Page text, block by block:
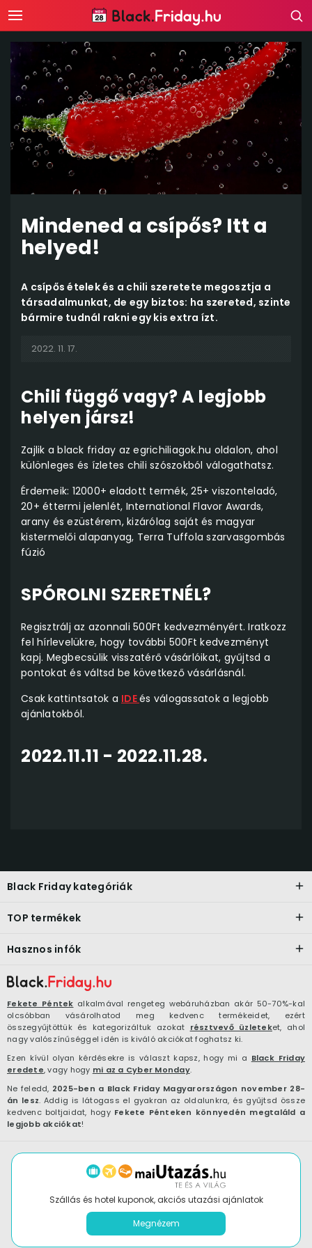
Mindened a csípős? Itt a
helyed!
A csípős ételek és a chili szeretete megosztja a
társadalmunkat, de egy biztos: ha szereted, szinte
bármire tudnál rakni egy kis extra ízt.
2022. 11. 17.
Chili függő vagy? A legjobb
helyen jársz!
Zajlik a black friday az egrichiliagok.hu oldalon, ahol
különleges és ízletes chili szószokból válogathatsz.
Érdemeik: 12000+ eladott termék, 25+ viszonteladó,
20+ éttermi jelenlét, International Flavor Awards,
arany és ezüstérem, kizárólag saját és magyar
kistermelői alapanyag, Terra Tuffola szarvasgombás
fúzió
SPÓROLNI SZERETNÉL?
Regisztrálj az azonnali 500Ft kedvezményért. Iratkozz
fel hírlevelükre, hogy további 500Ft kedvezményt
kapj. Megbecsülik visszatérő vásárlóikat, gyűjtsd a
pontokat és váltsd be következő vásárlásnál.
Csak kattintsatok a IDEés válogassatok a legjobb
ajánlatokból.
2022.11.11 - 2022.11.28.
Fekete Péntek alkalmával rengeteg webáruházban akár 50-70%-kal
olcsóbban vásárolhatod meg kedvenc termékeidet, ezért
összegyűjtöttük és kategorizáltuk azokat résztvevő üzleteket, ahol
nagy valószínűséggel idén is kiváló akciókat foghatsz ki.
Ezen kívül olyan kérdésekre is választ kapsz, hogy mi a Black Friday
eredete, vagy hogy mi az a Cyber Monday.
Ne feledd, 2025-ben a Black Friday Magyarországon november 28-
án lesz. Addig is látogass el gyakran az oldalunkra, és gyűjtsd össze
kedvenc boltjaidat, hogy Fekete Pénteken könnyedén megtaláld a
legjobb akciókat!
Black Friday kategóriák
TOP termékek
Hasznos infók
Szállás és hotel kuponok, akciós utazási ajánlatok
Megnézem